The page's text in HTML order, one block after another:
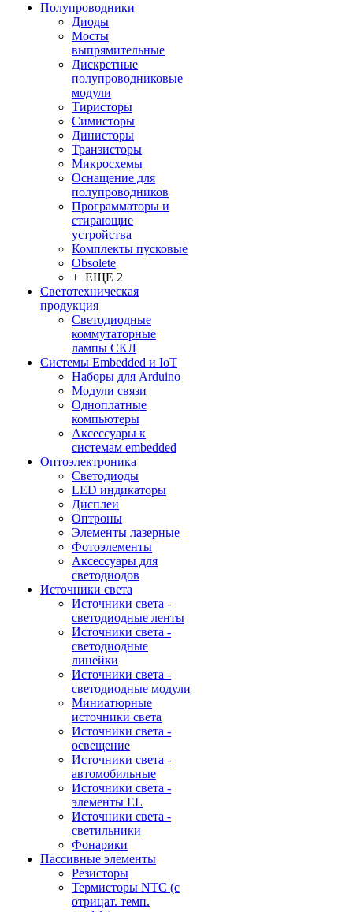
Полупроводники
Диоды
Мосты
выпрямительные
Дискретные
полупроводниковые
модули
Тиристоры
Симисторы
Динисторы
Транзисторы
Микросхемы
Оснащение для
полупроводников
Программаторы и
стирающие
устройства
Комплекты пусковые
Obsolete
+ ЕЩЕ 2
Светотехническая
продукция
Светодиодные
коммутаторные
лампы СКЛ
Системы Embedded и IoT
Наборы для Arduino
Модули связи
Одноплатные
компьютеры
Аксессуары к
системам embedded
Oптоэлектроника
Светодиоды
LED индикаторы
Дисплеи
Оптроны
Элементы лазерные
Фотоэлементы
Аксессуары для
светодиодов
Источники света
Источники света -
светодиодные ленты
Источники света -
светодиодные
линейки
Источники света -
светодиодные модули
Миниатюрные
источники света
Источники света -
освещение
Источники света -
автомобильные
Источники света -
элементы EL
Источники света -
светильники
Фонарики
Пассивные элементы
Резисторы
Термисторы NTC (с
отрицат. темп.